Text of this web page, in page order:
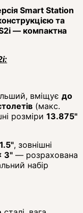
Smart Station
та
— компактна
вміщує до
(макс.
розміри 13.875"
, зовнішні
3" — розрахована
набір